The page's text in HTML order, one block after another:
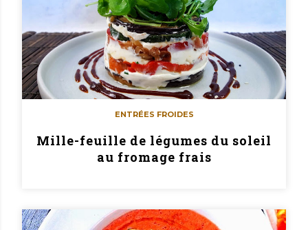
ENTRÉES FROIDES
Mille-feuille de légumes du soleil
au fromage frais